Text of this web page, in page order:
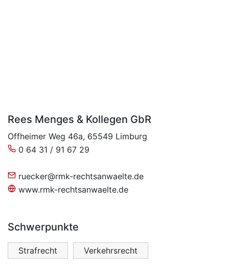
Rees Menges & Kollegen GbR
Offheimer Weg 46a, 65549 Limburg
0 64 31 / 91 67 29
ruecker@rmk-rechtsanwaelte.de
www.rmk-rechtsanwaelte.de
Schwerpunkte
Strafrecht Verkehrsrecht